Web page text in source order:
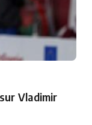
Vladimir